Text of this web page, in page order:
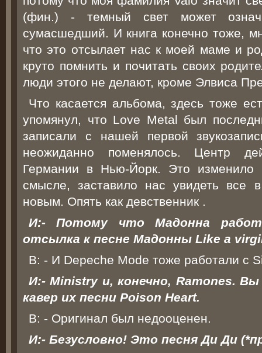
(фин.) - темный свет может
сумасшедший. И книга конечно тоже,
что это отсылает нас к моей маме и
круто помнить и почитать своих
люди этого не делают, кроме Элвиса
Что касается альбома, здесь тоже
упомянул, что Love Metal был
записали с нашей первой
неожиданно поменялось. Центр
Германии в Нью-Йорк. Это изменило
смысле, заставило нас увидеть все
новым. Опять как девственник .
И:- Потому что Мадонна
отсылка к песне Мадонны Like a
В: - И Depeche Mode тоже работали с
И:- Ministry и, конечно, Ramones.
кавер их песни Poison Heart.
В: - Оригинал был недооценен.
И:- Безусловно! Это песня Ди Ди